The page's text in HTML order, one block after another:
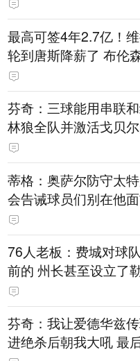
最高可签4年2.7亿！
轮到唐斯降薪了 布伦
芬奇：三球能用串联
林狼全队并激活戈贝
蒂格：奥萨尔防守太
会告诫球员们别在他
76人老板：费城对球
前的 州长甚至设立了
芬奇：我让爱德华兹
进绝杀后朝我大吼 最